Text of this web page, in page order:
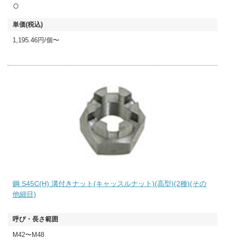
○
1,195.46円/個〜
鋼 S45C(H) 溝付きナット(キャッスルナット)(高型)(2種)(その
他細目)
M42〜M48